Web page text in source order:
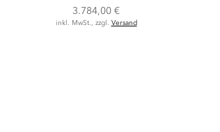
3.784,00 €
inkl. MwSt., zzgl. Versand